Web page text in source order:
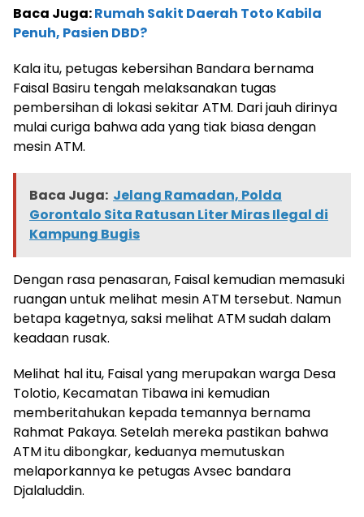
Baca Juga:Rumah Sakit Daerah Toto Kabila
Penuh, Pasien DBD?
Kala itu, petugas kebersihan Bandara bernama
Faisal Basiru tengah melaksanakan tugas
pembersihan di lokasi sekitar ATM. Dari jauh dirinya
mulai curiga bahwa ada yang tiak biasa dengan
mesin ATM.
Baca Juga: Jelang Ramadan, Polda
Gorontalo Sita Ratusan Liter Miras Ilegal di
Kampung Bugis
Dengan rasa penasaran, Faisal kemudian memasuki
ruangan untuk melihat mesin ATM tersebut. Namun
betapa kagetnya, saksi melihat ATM sudah dalam
keadaan rusak.
Melihat hal itu, Faisal yang merupakan warga Desa
Tolotio, Kecamatan Tibawa ini kemudian
memberitahukan kepada temannya bernama
Rahmat Pakaya. Setelah mereka pastikan bahwa
ATM itu dibongkar, keduanya memutuskan
melaporkannya ke petugas Avsec bandara
Djalaluddin.